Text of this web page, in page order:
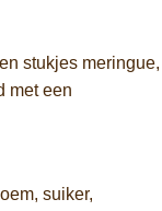
stukjes meringue,
met een
suiker,